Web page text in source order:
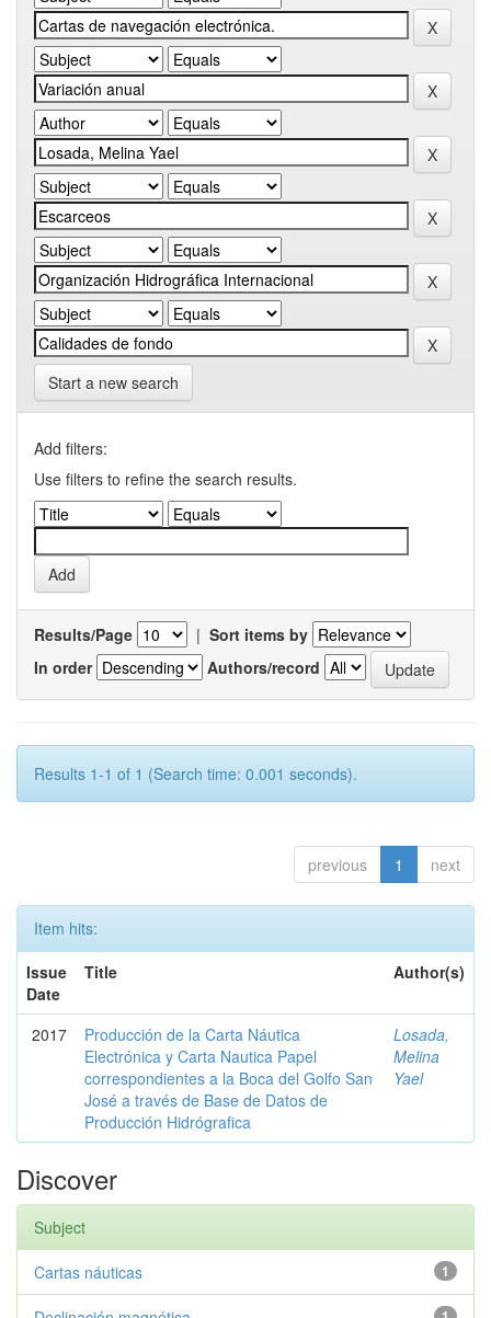
Start a new search
Add filters:
Use filters to refine the search results.
Results/Page | Sort items by
In order
Authors/record
Results 1-1 of 1 (Search time: 0.001 seconds).
previous 1 next
Item hits:
Issue
Date
Title Author(s)
2017
Producción de la Carta Náutica
Electrónica y Carta Nautica Papel
correspondientes a la Boca del Golfo San
José a través de Base de Datos de
Producción Hidrógrafica
Losada,
Melina
Yael
Discover
Subject
1
Cartas náuticas